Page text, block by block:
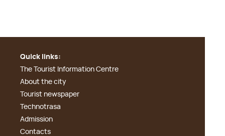
Quick links:
The Tourist Information Centre
About the city
Tourist newspaper
Technotrasa
Admission
Contacts